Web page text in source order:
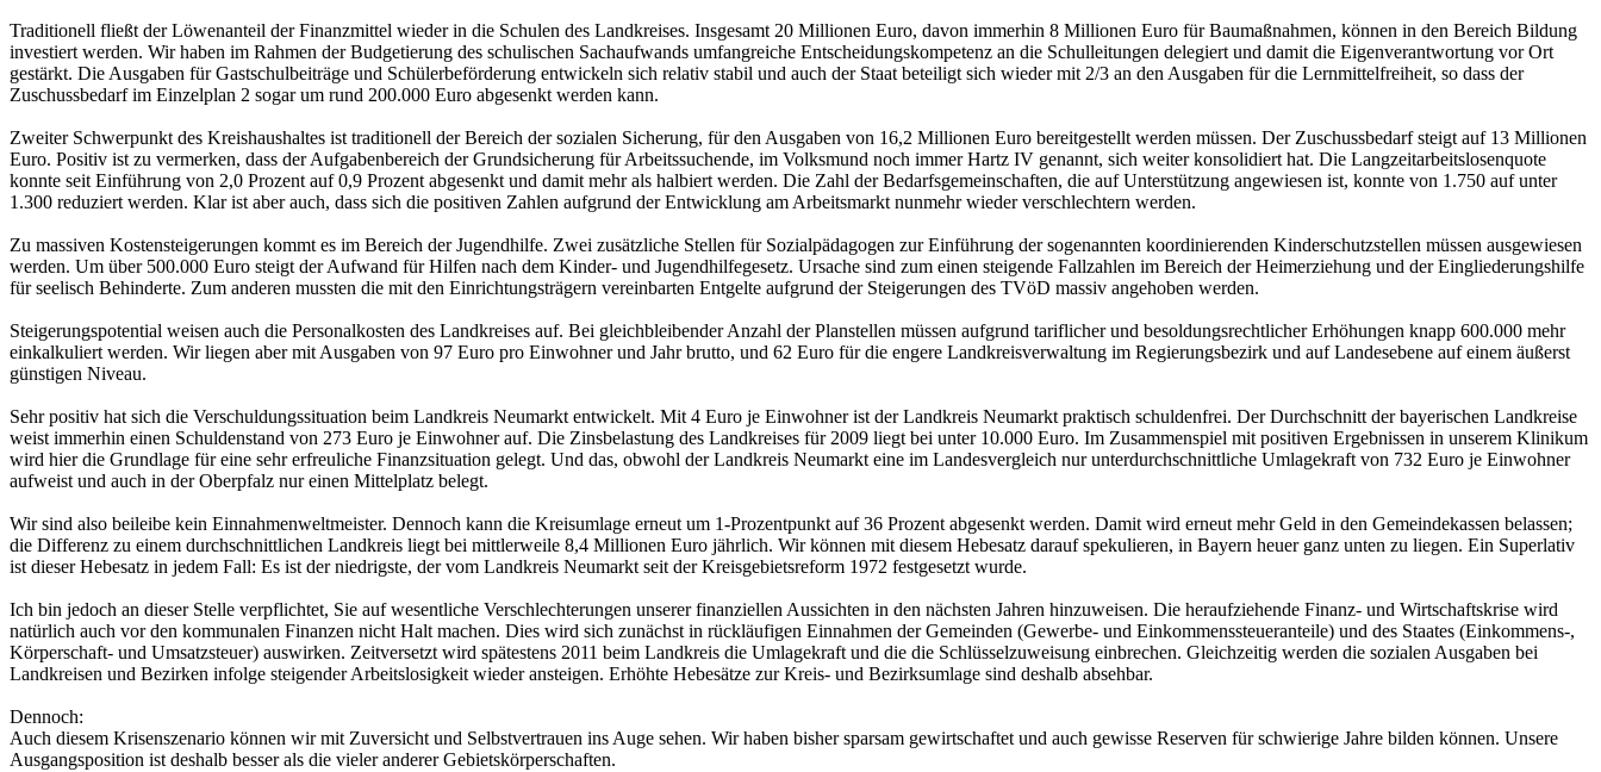
Traditionell fließt der Löwenanteil der Finanzmittel wieder in die Schulen des Landkreises. Insgesamt 20 Millionen Euro, davon immerhin 8 Millionen Euro für Baumaßnahmen, können in den Bereich Bildung
investiert werden. Wir haben im Rahmen der Budgetierung des schulischen Sachaufwands umfangreiche Entscheidungskompetenz an die Schulleitungen delegiert und damit die Eigenverantwortung vor Ort
gestärkt. Die Ausgaben für Gastschulbeiträge und Schülerbeförderung entwickeln sich relativ stabil und auch der Staat beteiligt sich wieder mit 2/3 an den Ausgaben für die Lernmittelfreiheit, so dass der
Zuschussbedarf im Einzelplan 2 sogar um rund 200.000 Euro abgesenkt werden kann.
Zweiter Schwerpunkt des Kreishaushaltes ist traditionell der Bereich der sozialen Sicherung, für den Ausgaben von 16,2 Millionen Euro bereitgestellt werden müssen. Der Zuschussbedarf steigt auf 13 Millionen
Euro. Positiv ist zu vermerken, dass der Aufgabenbereich der Grundsicherung für Arbeitssuchende, im Volksmund noch immer Hartz IV genannt, sich weiter konsolidiert hat. Die Langzeitarbeitslosenquote
konnte seit Einführung von 2,0 Prozent auf 0,9 Prozent abgesenkt und damit mehr als halbiert werden. Die Zahl der Bedarfsgemeinschaften, die auf Unterstützung angewiesen ist, konnte von 1.750 auf unter
1.300 reduziert werden. Klar ist aber auch, dass sich die positiven Zahlen aufgrund der Entwicklung am Arbeitsmarkt nunmehr wieder verschlechtern werden.
Zu massiven Kostensteigerungen kommt es im Bereich der Jugendhilfe. Zwei zusätzliche Stellen für Sozialpädagogen zur Einführung der sogenannten koordinierenden Kinderschutzstellen müssen ausgewiesen
werden. Um über 500.000 Euro steigt der Aufwand für Hilfen nach dem Kinder- und Jugendhilfegesetz. Ursache sind zum einen steigende Fallzahlen im Bereich der Heimerziehung und der Eingliederungshilfe
für seelisch Behinderte. Zum anderen mussten die mit den Einrichtungsträgern vereinbarten Entgelte aufgrund der Steigerungen des TVöD massiv angehoben werden.
Steigerungspotential weisen auch die Personalkosten des Landkreises auf. Bei gleichbleibender Anzahl der Planstellen müssen aufgrund tariflicher und besoldungsrechtlicher Erhöhungen knapp 600.000 mehr
einkalkuliert werden. Wir liegen aber mit Ausgaben von 97 Euro pro Einwohner und Jahr brutto, und 62 Euro für die engere Landkreisverwaltung im Regierungsbezirk und auf Landesebene auf einem äußerst
günstigen Niveau.
Sehr positiv hat sich die Verschuldungssituation beim Landkreis Neumarkt entwickelt. Mit 4 Euro je Einwohner ist der Landkreis Neumarkt praktisch schuldenfrei. Der Durchschnitt der bayerischen Landkreise
weist immerhin einen Schuldenstand von 273 Euro je Einwohner auf. Die Zinsbelastung des Landkreises für 2009 liegt bei unter 10.000 Euro. Im Zusammenspiel mit positiven Ergebnissen in unserem Klinikum
wird hier die Grundlage für eine sehr erfreuliche Finanzsituation gelegt. Und das, obwohl der Landkreis Neumarkt eine im Landesvergleich nur unterdurchschnittliche Umlagekraft von 732 Euro je Einwohner
aufweist und auch in der Oberpfalz nur einen Mittelplatz belegt.
Wir sind also beileibe kein Einnahmenweltmeister. Dennoch kann die Kreisumlage erneut um 1-Prozentpunkt auf 36 Prozent abgesenkt werden. Damit wird erneut mehr Geld in den Gemeindekassen belassen;
die Differenz zu einem durchschnittlichen Landkreis liegt bei mittlerweile 8,4 Millionen Euro jährlich. Wir können mit diesem Hebesatz darauf spekulieren, in Bayern heuer ganz unten zu liegen. Ein Superlativ
ist dieser Hebesatz in jedem Fall: Es ist der niedrigste, der vom Landkreis Neumarkt seit der Kreisgebietsreform 1972 festgesetzt wurde.
Ich bin jedoch an dieser Stelle verpflichtet, Sie auf wesentliche Verschlechterungen unserer finanziellen Aussichten in den nächsten Jahren hinzuweisen. Die heraufziehende Finanz- und Wirtschaftskrise wird
natürlich auch vor den kommunalen Finanzen nicht Halt machen. Dies wird sich zunächst in rückläufigen Einnahmen der Gemeinden (Gewerbe- und Einkommenssteueranteile) und des Staates (Einkommens-,
Körperschaft- und Umsatzsteuer) auswirken. Zeitversetzt wird spätestens 2011 beim Landkreis die Umlagekraft und die die Schlüsselzuweisung einbrechen. Gleichzeitig werden die sozialen Ausgaben bei
Landkreisen und Bezirken infolge steigender Arbeitslosigkeit wieder ansteigen. Erhöhte Hebesätze zur Kreis- und Bezirksumlage sind deshalb absehbar.
Dennoch:
Auch diesem Krisenszenario können wir mit Zuversicht und Selbstvertrauen ins Auge sehen. Wir haben bisher sparsam gewirtschaftet und auch gewisse Reserven für schwierige Jahre bilden können. Unsere
Ausgangsposition ist deshalb besser als die vieler anderer Gebietskörperschaften.